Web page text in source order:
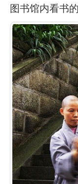
图书馆内看书